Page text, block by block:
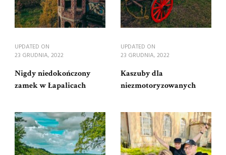
UPDATED ON
23 GRUDNIA, 2022
Nigdy niedokończony
zamek w Łapalicach
UPDATED ON
23 GRUDNIA, 2022
Kaszuby dla
niezmotoryzowanych